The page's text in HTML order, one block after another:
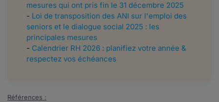
mesures qui ont pris fin le 31 décembre 2025
- Loi de transposition des ANI sur l'emploi des
seniors et le dialogue social 2025 : les
principales mesures
- Calendrier RH 2026 : planifiez votre année &
respectez vos échéances
Références :